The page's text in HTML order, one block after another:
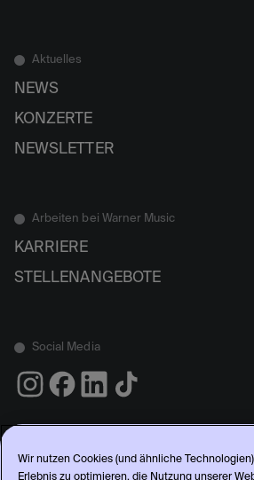
Aktuelles
NEWS
KONZERTE
NEWSLETTER
Arbeiten bei Warner Music
KARRIERE
STELLENANGEBOTE
Social Media
Wir nutzen Cookies (und ähnliche
Erlebnis zu optimieren, die Nutzung unserer